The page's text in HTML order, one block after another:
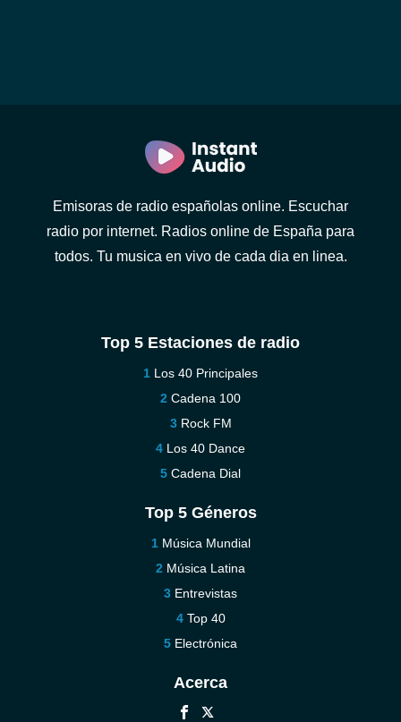
Emisoras de radio españolas online. Escuchar
radio por internet. Radios online de España para
todos. Tu musica en vivo de cada dia en linea.
Top 5 Estaciones de radio
Los 40 Principales
Cadena 100
Rock FM
Los 40 Dance
Cadena Dial
Top 5 Géneros
Música Mundial
Música Latina
Entrevistas
Top 40
Electrónica
Acerca